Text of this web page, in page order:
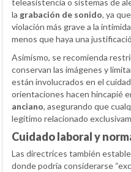
teleasistencia o sistemas de
la grabación de sonido, ya
violación más grave a la
menos que haya una
Asimismo, se recomienda
conservan las imágenes y
están involucrados en el
orientaciones hacen hincapié
anciano, asegurando que
legítimo relacionado
Cuidado laboral y
Las directrices también
donde podría considerarse